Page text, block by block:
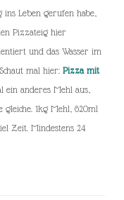
ins Leben gerufen habe,
Pizzateig hier
und das Wasser im
mal hier: Pizza mit
anderes Mehl aus,
1kg Mehl, 620ml
Zeit. Mindestens 24